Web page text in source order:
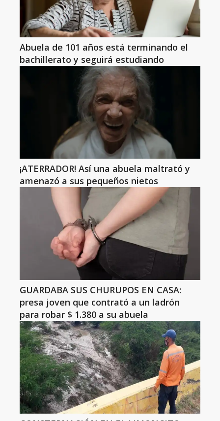
Abuela de 101 años está terminando el
bachillerato y seguirá estudiando
¡ATERRADOR! Así una abuela maltrató y
amenazó a sus pequeños nietos
GUARDABA SUS CHURUPOS EN CASA:
presa joven que contrató a un ladrón
para robar $ 1.380 a su abuela